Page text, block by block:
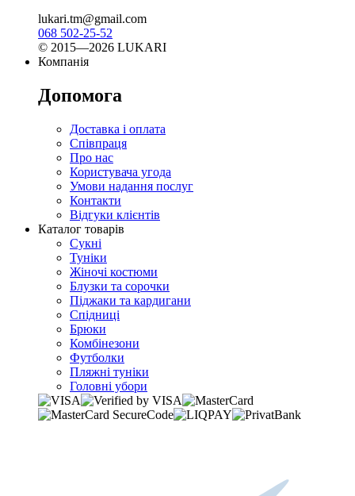
lukari.tm@gmail.com
068 502-25-52
© 2015—2026 LUKARI
Компанія
Допомога
Доставка і оплата
Співпраця
Про нас
Користувача угода
Умови надання послуг
Контакти
Відгуки клієнтів
Каталог товарів
Сукні
Туніки
Жіночі костюми
Блузки та сорочки
Піджаки та кардигани
Спідниці
Брюки
Комбінезони
Футболки
Пляжні туніки
Головні убори